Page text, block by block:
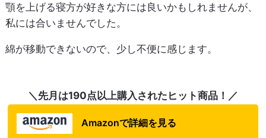
顎を上げる寝方が好きな方には良いかもしれませんが、
私には合いませんでした。
綿が移動できないので、少し不便に感じます。
＼先月は190点以上購入されたヒット商品！／
Amazonで詳細を見る